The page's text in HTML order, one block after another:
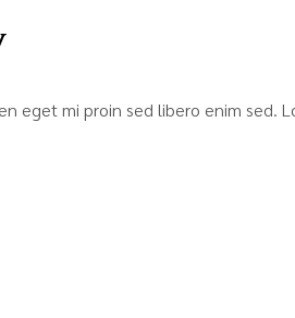
eget mi proin sed libero enim sed.